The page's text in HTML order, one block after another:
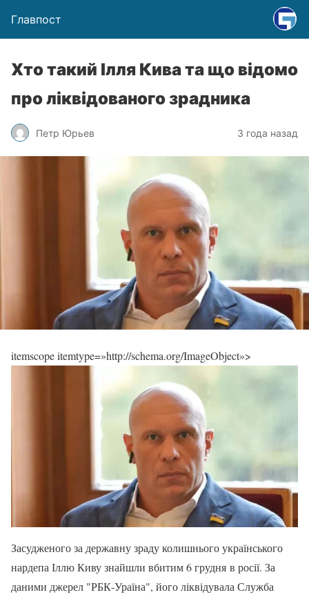
Главпост
Хто такий Ілля Кива та що відомо
про ліквідованого зрадника
Петр Юрьев 3 года назад
itemscope itemtype=»http://schema.org/ImageObject»>
Засудженого за державну зраду колишнього українського
нардепа Іллю Киву знайшли вбитим 6 грудня в росії. За
даними джерел "РБК-Ураїна", його ліквідувала Служба